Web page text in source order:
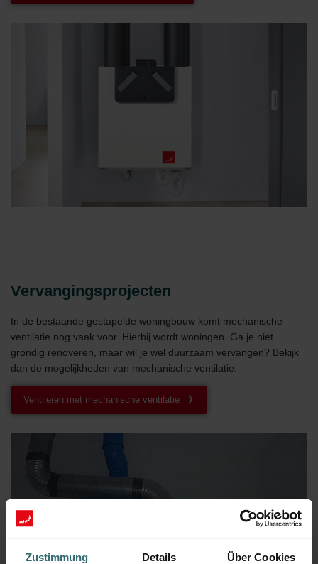
Zustimmung Details Über Cookies
Vervangingsprojecten
In de bestaande gestapelde woningbouw komt mechanische
ventilatie nog vaak voor. Hierbij wordt woningen. Ga je niet
grondig renoveren, maar wil je wel duurzaam vervangen? Bekijk
dan de mogelijkheden van mechanische ventilatie.
Ventileren met mechanische ventilatie